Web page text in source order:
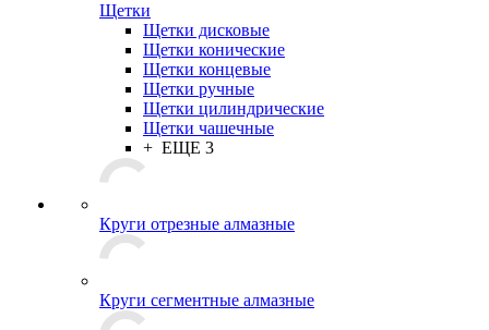
Щетки
Щетки дисковые
Щетки конические
Щетки концевые
Щетки ручные
Щетки цилиндрические
Щетки чашечные
+ ЕЩЕ 3
Круги отрезные алмазные
Круги сегментные алмазные